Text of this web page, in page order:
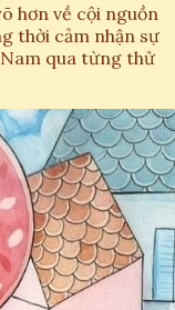
hơn về cội nguồn
thời cảm nhận sự
qua từng thử